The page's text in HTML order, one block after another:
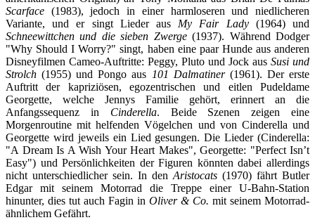
Scarface (1983), jedoch in einer harmloseren und niedlicheren
Variante, und er singt Lieder aus My Fair Lady(1964) und
Schneewittchen und die sieben Zwerge(1937). Während Dodger
"Why Should I Worry?" singt, haben eine paar Hunde aus anderen
Disneyfilmen Cameo-Auftritte: Peggy, Pluto und Jock aus Susi und
Strolch (1955) und Pongo aus 101 Dalmatiner(1961). Der erste
Auftritt der kapriziösen, egozentrischen und eitlen Pudeldame
Georgette, welche Jennys Familie gehört, erinnert an die
Anfangssequenz in Cinderella. Beide Szenen zeigen eine
Morgenroutine mit helfenden Vögelchen und von Cinderella und
Georgette wird jeweils ein Lied gesungen. Die Lieder (Cinderella:
"A Dream Is A Wish Your Heart Makes", Georgette: "Perfect Isn’t
Easy") und Persönlichkeiten der Figuren könnten dabei allerdings
nicht unterschiedlicher sein. In den Aristocats (1970) fährt Butler
Edgar mit seinem Motorrad die Treppe einer U-Bahn-Station
hinunter, dies tut auch Fagin in Oliver & Co. mit seinem Motorrad-
ähnlichem Gefährt.